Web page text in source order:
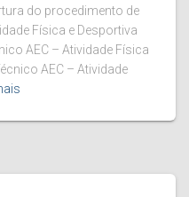
do procedimento de
Física e Desportiva
AEC – Atividade Física
AEC – Atividade